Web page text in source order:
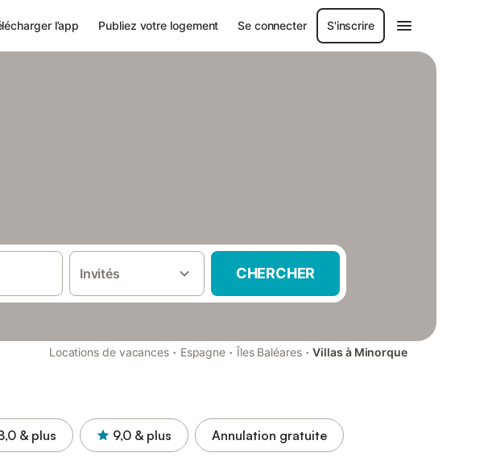
l’app Publiez votre logement Se connecter S'inscrire
Invités CHERCHER
Locations de vacances · Espagne · Îles Baléares · Villas à Minorque
& plus 9,0 & plus Annulation gratuite